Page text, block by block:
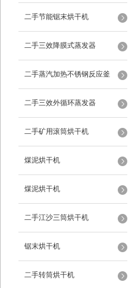
二手节能锯末烘干机
二手三效降膜式蒸发器
二手蒸汽加热不锈钢反应釜
二手三效外循环蒸发器
二手矿用滚筒烘干机
煤泥烘干机
煤泥烘干机
二手江沙三筒烘干机
锯末烘干机
二手转筒烘干机